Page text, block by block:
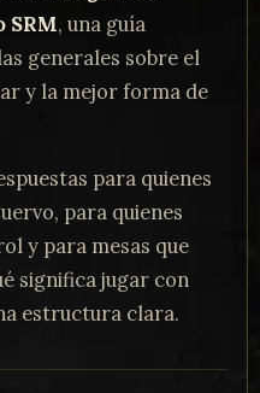
SRM, una guía
generales sobre el
y la mejor forma de
para quienes
para quienes
y para mesas que
significa jugar con
estructura clara.